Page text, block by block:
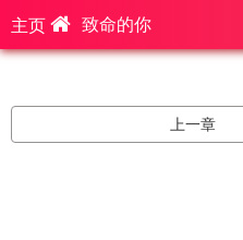
主页 致命的你
上一章